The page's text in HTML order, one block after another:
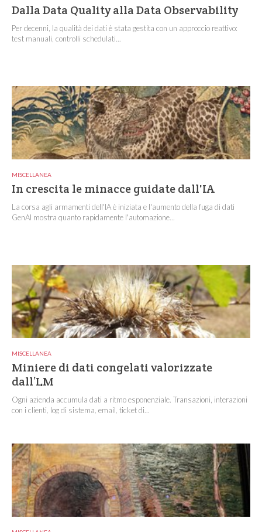
Dalla Data Quality alla Data Observability
Per decenni, la qualità dei dati è stata gestita con un approccio reattivo:
test manuali, controlli schedulati...
MISCELLANEA
In crescita le minacce guidate dall'IA
La corsa agli armamenti dell'IA è iniziata e l'aumento della fuga di dati
GenAI mostra quanto rapidamente l'automazione...
MISCELLANEA
Miniere di dati congelati valorizzate
dall’LM
Ogni azienda accumula dati a ritmo esponenziale. Transazioni, interazioni
con i clienti, log di sistema, email, ticket di...